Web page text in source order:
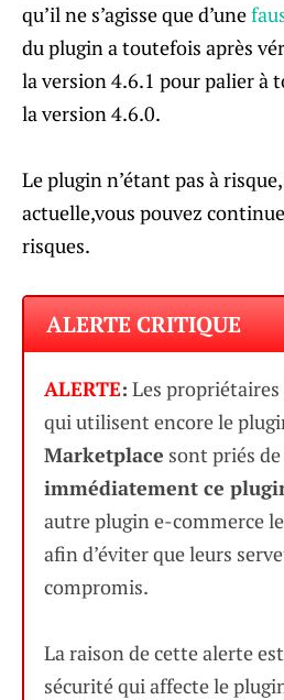
qu’il ne s’agisse que d’une
du plugin a toutefois après
la version 4.6.1 pour palier à
la version 4.6.0.
Le plugin n’étant pas à
actuelle,vous pouvez
risques.
ALERTE CRITIQUE
ALERTE: Les propriétaires
qui utilisent encore le
Marketplace sont priés de
immédiatement ce
autre plugin e-commerce
afin d’éviter que leurs
compromis.
La raison de cette alerte
sécurité qui affecte le